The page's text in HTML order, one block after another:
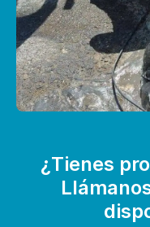
¿Tienes